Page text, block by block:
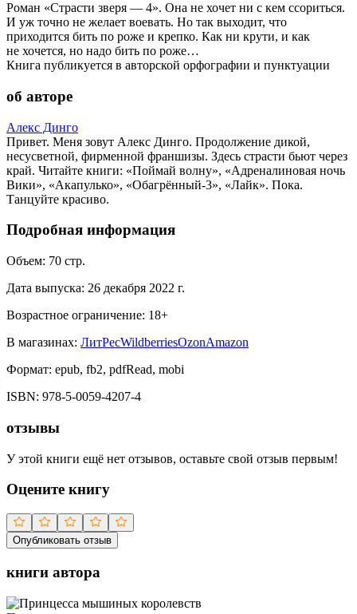
Роман «Страсти зверя — 4». Она не хочет ни с кем ссориться.
И уж точно не желает воевать. Но так выходит, что
приходится бить по роже и крепко. Как ни крути, и как
не хочется, но надо бить по роже…
Книга публикуется в авторской орфографии и пунктуации
об авторе
Алекс Динго
Привет. Меня зовут Алекс Динго. Продолжение дикой,
несусветной, фирменной франшизы. Здесь страсти бьют через
край. Читайте книги: «Поймай волну», «Адреналиновая ночь
Вики», «Акапулько», «Обагрённый-3», «Лайк». Пока.
Танцуйте красиво.
Подробная информация
Объем: 70 стр.
Дата выпуска: 26 декабря 2022 г.
Возрастное ограничение: 18+
В магазинах: ЛитРесWildberriesOzonAmazon
Формат: epub, fb2, pdfRead, mobi
ISBN: 978-5-0059-4207-4
отзывы
У этой книги ещё нет отзывов, оставьте свой отзыв первым!
Оцените книгу
Опубликовать отзыв
книги автора